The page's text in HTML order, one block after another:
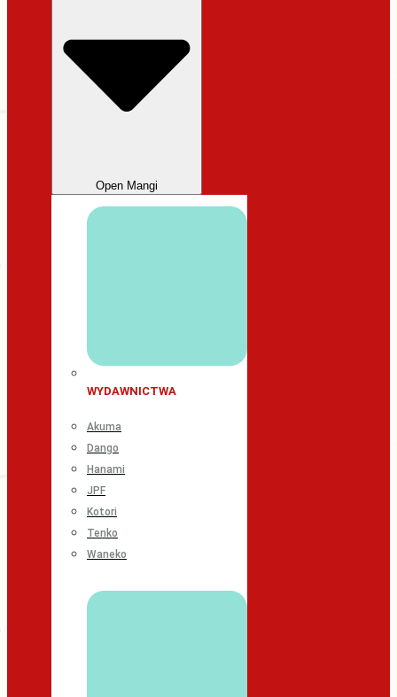
Open Mangi
WYDAWNICTWA
Akuma
Dango
Hanami
JPF
Kotori
Tenko
Waneko